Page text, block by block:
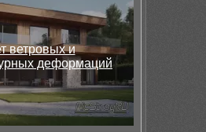
ветровых и
деформаций